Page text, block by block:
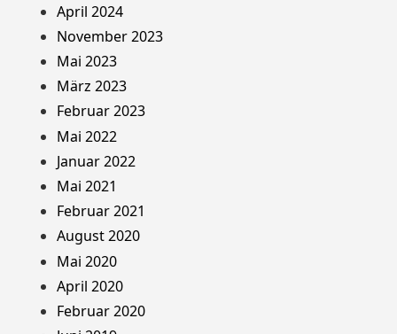
April 2024
November 2023
Mai 2023
März 2023
Februar 2023
Mai 2022
Januar 2022
Mai 2021
Februar 2021
August 2020
Mai 2020
April 2020
Februar 2020